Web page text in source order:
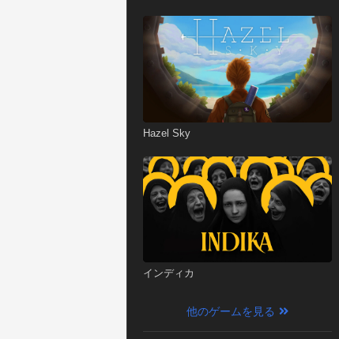
Hazel Sky
インディカ
他のゲームを見る